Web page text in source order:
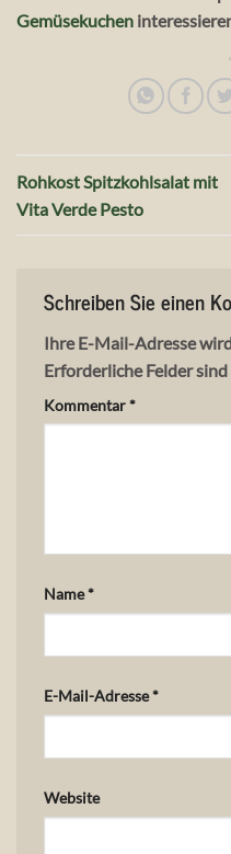
Gemüsekuchen
Rohkost Spitzkohlsalat mit
Vita Verde Pesto
Schreiben Sie einen
Ihre E-Mail-Adresse
Erforderliche Felder
Kommentar*
Name*
E-Mail-Adresse*
Website